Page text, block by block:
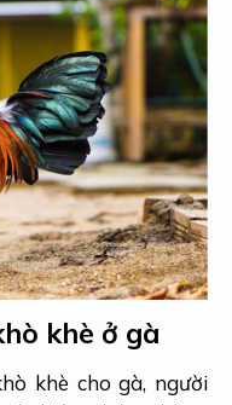
khè ở gà
khè cho gà, người